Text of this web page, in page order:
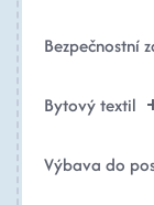
Bezpečnostní
Bytový textil
Výbava do